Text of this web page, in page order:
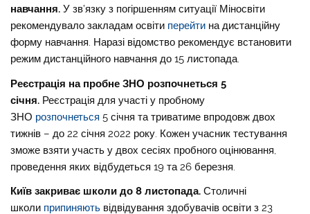
навчання. У зв’язку з погіршенням ситуації Міносвіти
рекомендувало закладам освіти перейти на дистанційну
форму навчання. Наразі відомство рекомендує встановити
режим дистанційного навчання до 15 листопада.
Реєстрація на пробне ЗНО розпочнеться 5
січня. Реєстрація для участі у пробному
ЗНО розпочнеться 5 січня та триватиме впродовж двох
тижнів – до 22 січня 2022 року. Кожен учасник тестування
зможе взяти участь у двох сесіях пробного оцінювання,
проведення яких відбудеться 19 та 26 березня.
Київ закриває школи до 8 листопада. Столичні
школи припиняють відвідування здобувачів освіти з 23